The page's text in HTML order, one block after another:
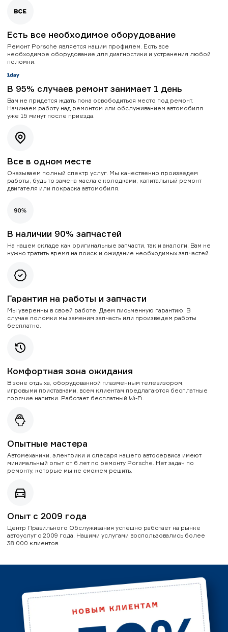
Есть все необходимое оборудование
Ремонт Porsche является нашим профилем. Есть все
необходимое оборудование для диагностики и устранения любой
поломки.
В 95% случаев ремонт занимает 1 день
Вам не придется ждать пока освободиться место под ремонт.
Начинаем работу над ремонтом или обслуживанием автомобиля
уже 15 минут после приезда.
Все в одном месте
Оказываем полный спектр услуг. Мы качественно произведем
работы, будь то замена масла с колодками, капитальный ремонт
двигателя или покраска автомобиля.
В наличии 90% запчастей
На нашем складе как оригинальные запчасти, так и аналоги. Вам не
нужно тратить время на поиск и ожидание необходимых запчастей.
Гарантия на работы и запчасти
Мы уверенны в своей работе. Даем письменную гарантию. В
случае поломки мы заменим запчасть или произведем работы
бесплатно.
Комфортная зона ожидания
В зоне отдыха, оборудованной плазменным телевизором,
игровыми приставками, всем клиентам предлагаются бесплатные
горячие напитки. Работает бесплатный Wi-Fi.
Опытные мастера
Автомеханики, электрики и слесаря нашего автосервиса имеют
минимальный опыт от 6 лет по ремонту Porsche. Нет задач по
ремонту, которые мы не сможем решить.
Опыт с 2009 года
Центр Правильного Обслуживания успешно работает на рынке
автоуслуг с 2009 года. Нашими услугами воспользовались более
38 000 клиентов.